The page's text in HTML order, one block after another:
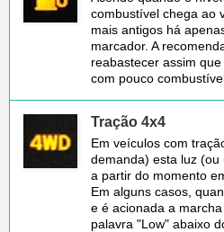
combustível chega ao
mais antigos há
marcador. A
reabastecer assim
com pouco
Tração 4x4
Em veículos com
demanda) esta luz
a partir do momento
Em alguns casos,
e é acionada a
palavra "Low" abaixo